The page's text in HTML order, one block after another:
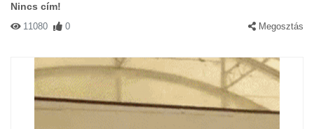
Nincs cím!
11080 0 Megosztás